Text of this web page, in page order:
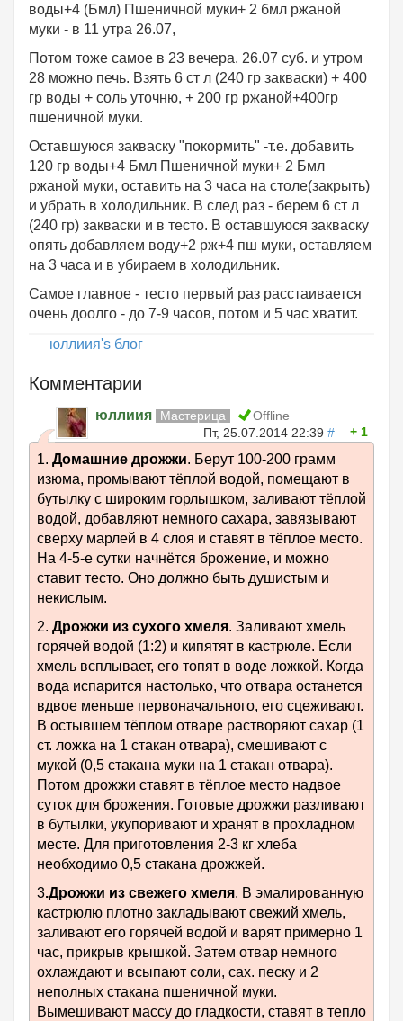
воды+4 (Бмл) Пшеничной муки+ 2 бмл ржаной
муки - в 11 утра 26.07,
Потом тоже самое в 23 вечера. 26.07 суб. и утром
28 можно печь. Взять 6 ст л (240 гр закваски) + 400
гр воды + соль уточню, + 200 гр ржаной+400гр
пшеничной муки.
Оставшуюся закваску "покормить" -т.е. добавить
120 гр воды+4 Бмл Пшеничной муки+ 2 Бмл
ржаной муки, оставить на 3 часа на столе(закрыть)
и убрать в холодильник. В след раз - берем 6 ст л
(240 гр) закваски и в тесто. В оставшуюся закваску
опять добавляем воду+2 рж+4 пш муки, оставляем
на 3 часа и в убираем в холодильник.
Самое главное - тесто первый раз расстаивается
очень доолго - до 7-9 часов, потом и 5 час хватит.
юллиия's блог
Комментарии
юллиия Мастерица
Offline
Пт, 25.07.2014 22:39 # 1
1. Домашние дрожжи. Берут 100-200 грамм
изюма, промывают тёплой водой, помещают в
бутылку с широким горлышком, заливают тёплой
водой, добавляют немного сахара, завязывают
сверху марлей в 4 слоя и ставят в тёплое место.
На 4-5-е сутки начнётся брожение, и можно
ставит тесто. Оно должно быть душистым и
некислым.
2. Дрожжи из сухого хмеля. Заливают хмель
горячей водой (1:2) и кипятят в кастрюле. Если
хмель всплывает, его топят в воде ложкой. Когда
вода испарится настолько, что отвара останется
вдвое меньше первоначального, его сцеживают.
В остывшем тёплом отваре растворяют сахар (1
ст. ложка на 1 стакан отвара), смешивают с
мукой (0,5 стакана муки на 1 стакан отвара).
Потом дрожжи ставят в тёплое место надвое
суток для брожения. Готовые дрожжи разливают
в бутылки, укупоривают и хранят в прохладном
месте. Для приготовления 2-3 кг хлеба
необходимо 0,5 стакана дрожжей.
3.Дрожжи из свежего хмеля. В эмалированную
кастрюлю плотно закладывают свежий хмель,
заливают его горячей водой и варят примерно 1
час, прикрыв крышкой. Затем отвар немного
охлаждают и всыпают соли, сах. песку и 2
неполных стакана пшеничной муки.
Вымешивают массу до гладкости, ставят в тепло